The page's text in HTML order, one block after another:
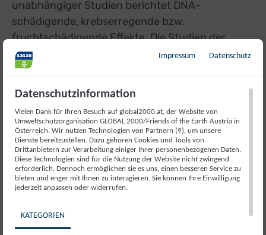
unabhängiger Studien berichtet DNA-
schädigende, krebserregende bzw.
fruchtschädigende Effekte. Die Studien der
Hersteller (die als Geschäftsgeheimnis gelten
und nie veröffentlicht wurden) stellen hingegen
Impressum Datenschutz
Datenschutzinformation
Vielen Dank für Ihren Besuch auf global2000.at, der Website von
Umweltschutzorganisation GLOBAL 2000/Friends of the Earth Austria in
Österreich. Wir nutzen Technologien von Partnern (9), um unsere
Dienste bereitzustellen. Dazu gehören Cookies und Tools von
Drittanbietern zur Verarbeitung einiger Ihrer personenbezogenen Daten.
Diese Technologien sind für die Nutzung der Website nicht zwingend
erforderlich. Dennoch ermöglichen sie es uns, einen besseren Service zu
bieten und enger mit Ihnen zu interagieren. Sie können Ihre Einwilligung
jederzeit anpassen oder widerrufen.
KATEGORIEN